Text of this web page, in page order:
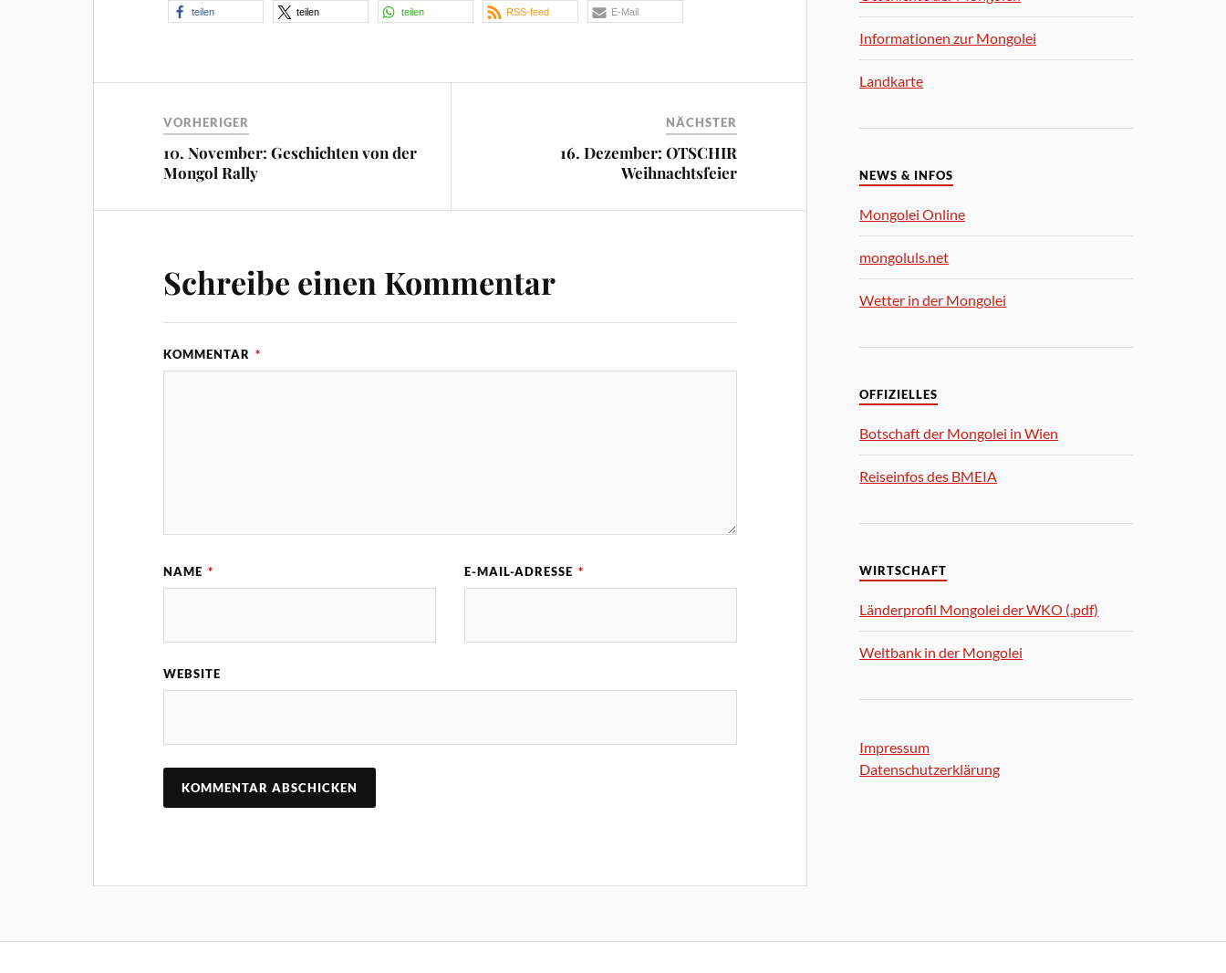
teilen teilen teilen RSS-feed E-Mail
VORHERIGER
10. November: Geschichten von der
Mongol Rally
NÄCHSTER
16. Dezember: OTSCHIR
Weihnachtsfeier
Schreibe einen Kommentar
KOMMENTAR *
NAME * E-MAIL-ADRESSE *
WEBSITE
Informationen zur Mongolei
Landkarte
NEWS & INFOS
Mongolei Online
mongoluls.net
Wetter in der Mongolei
OFFIZIELLES
Botschaft der Mongolei in Wien
Reiseinfos des BMEIA
WIRTSCHAFT
Länderprofil Mongolei der WKO (.pdf)
Weltbank in der Mongolei
Impressum
Datenschutzerklärung